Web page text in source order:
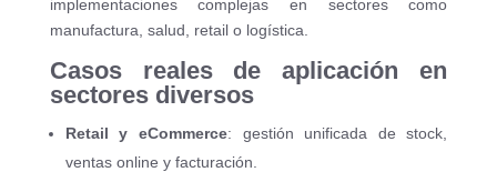
implementaciones complejas en sectores como
manufactura, salud, retail o logística.
Casos reales de aplicación en
sectores diversos
Retail y eCommerce: gestión unificada de stock,
ventas online y facturación.